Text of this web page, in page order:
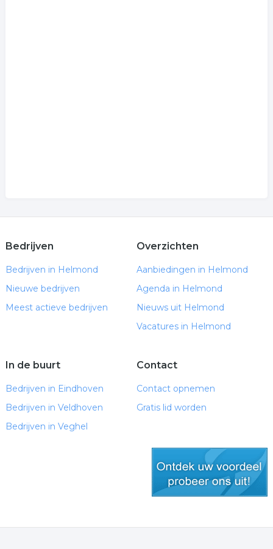
Bedrijven
Bedrijven in Helmond
Nieuwe bedrijven
Meest actieve bedrijven
Overzichten
Aanbiedingen in Helmond
Agenda in Helmond
Nieuws uit Helmond
Vacatures in Helmond
In de buurt
Bedrijven in Eindhoven
Bedrijven in Veldhoven
Bedrijven in Veghel
Contact
Contact opnemen
Gratis lid worden